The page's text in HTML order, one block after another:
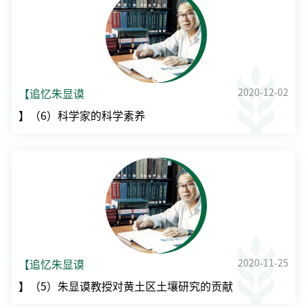
2020-12-02
【追忆朱显谟
】（6）科学家的科学素养
2020-11-25
【追忆朱显谟
】（5）朱显谟教授对黄土区土壤研究的贡献